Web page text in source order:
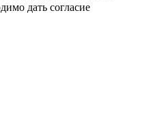
дать согласие